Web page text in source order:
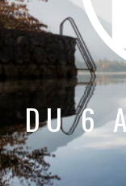
DU 6